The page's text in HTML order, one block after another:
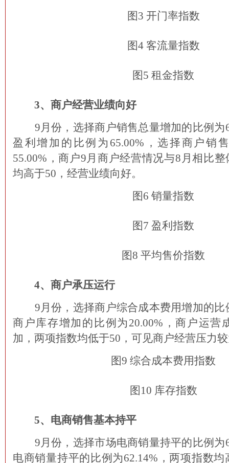
图3 开门率指数
图4 客流量指数
图5 租金指数
3、商户经营业绩向好
9月份，选择商户销售总量增加的比例为
盈利增加的比例为65.00%，选择商户销
55.00%，商户9月商户经营情况与8月相比
均高于50，经营业绩向好。
图6 销量指数
图7 盈利指数
图8 平均售价指数
4、商户承压运行
9月份，选择商户综合成本费用增加的比
商户库存增加的比例为20.00%，商户运营
加，两项指数均低于50，可见商户经营压力
图9 综合成本费用指数
图10 库存指数
5、电商销售基本持平
9月份，选择市场电商销量持平的比例为
电商销量持平的比例为62.14%，两项指数